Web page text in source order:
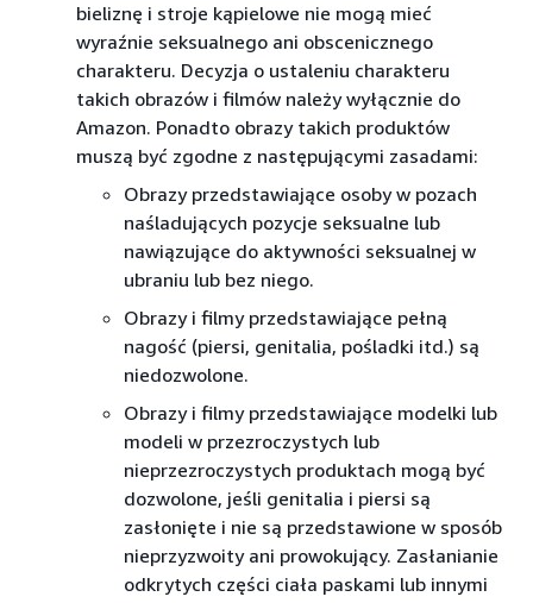
bieliznę i stroje kąpielowe nie mogą mieć
wyraźnie seksualnego ani obscenicznego
charakteru. Decyzja o ustaleniu charakteru
takich obrazów i filmów należy wyłącznie do
Amazon. Ponadto obrazy takich produktów
muszą być zgodne z następującymi zasadami:
Obrazy przedstawiające osoby w pozach
naśladujących pozycje seksualne lub
nawiązujące do aktywności seksualnej w
ubraniu lub bez niego.
Obrazy i filmy przedstawiające pełną
nagość (piersi, genitalia, pośladki itd.) są
niedozwolone.
Obrazy i filmy przedstawiające modelki lub
modeli w przezroczystych lub
nieprzezroczystych produktach mogą być
dozwolone, jeśli genitalia i piersi są
zasłonięte i nie są przedstawione w sposób
nieprzyzwoity ani prowokujący. Zasłanianie
odkrytych części ciała paskami lub innymi